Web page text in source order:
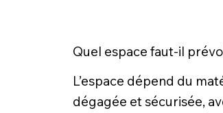
Quel espace faut-il
L’espace dépend du
dégagée et sécurisée,